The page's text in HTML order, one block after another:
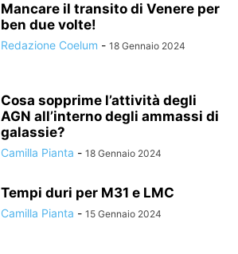
Mancare il transito di Venere per
ben due volte!
Redazione Coelum - 18 Gennaio 2024
Cosa sopprime l’attività degli
AGN all’interno degli ammassi di
galassie?
Camilla Pianta - 18 Gennaio 2024
Tempi duri per M31 e LMC
Camilla Pianta - 15 Gennaio 2024